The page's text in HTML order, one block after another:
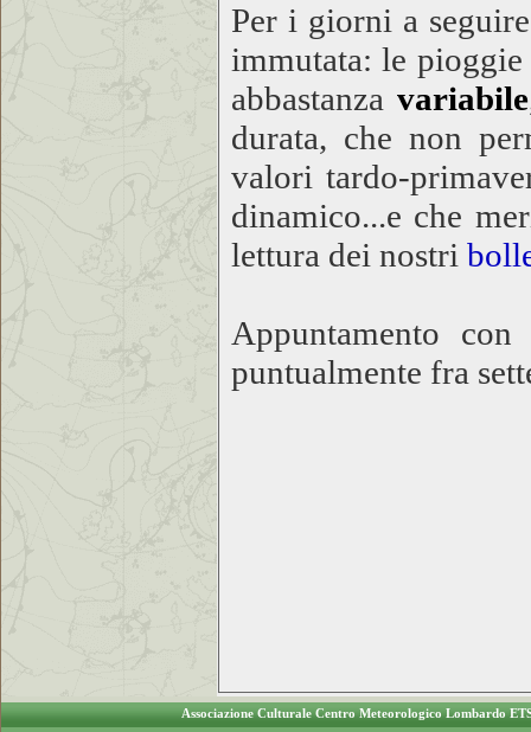
Per i giorni a
immutata: le
abbastanza variabile
durata, che non
valori tardo-
dinamico...e che
lettura dei nostri
Appuntamento
puntualmente fra
Associazione Culturale Centro Meteorologico Lombardo